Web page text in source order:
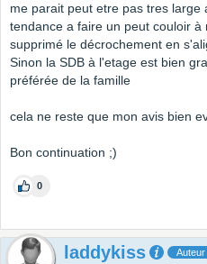
me parait peut etre pas tres large
tendance a faire un peut couloir
supprimé le décrochement en
Sinon la SDB à l'etage est bien
préférée de la famille
cela ne reste que mon avis bien
Bon continuation ;)
0
laddykiss